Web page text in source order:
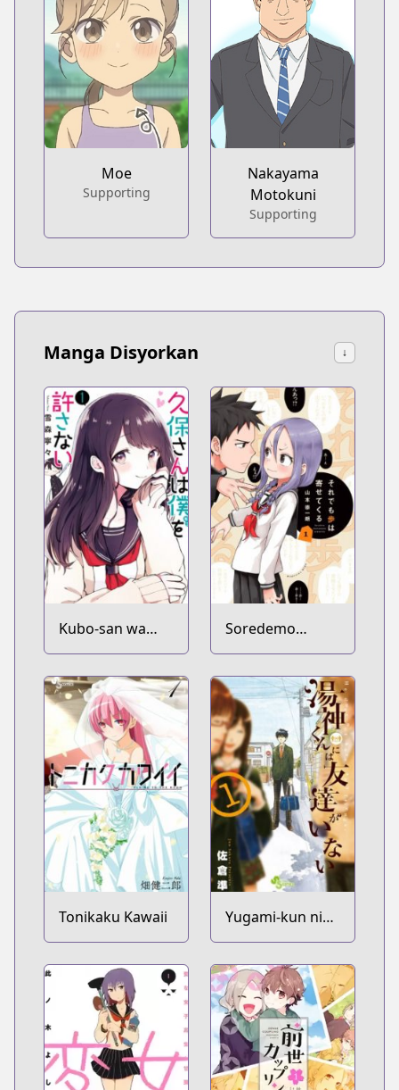
Moe
Supporting
Nakayama
Motokuni
Supporting
Manga Disyorkan ↓
Kubo-san wa
Mob wo
Yurusanai
Soredemo
Ayumu wa
Yosetekuru
Tonikaku Kawaii
Yugami-kun ni
wa Tomodachi
ga Inai